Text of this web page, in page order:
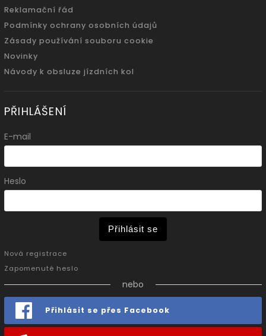
Reklamační řád
Podmínky ochrany osobních údajů
Zásady používání souboru cookie
Novinky
Návody k obsluze jízdních kol
PŘIHLÁŠENÍ
E-mail
Heslo
Přihlásit se
Nová registrace
Zapomenuté heslo
nebo
Přihlásit se přes Facebook